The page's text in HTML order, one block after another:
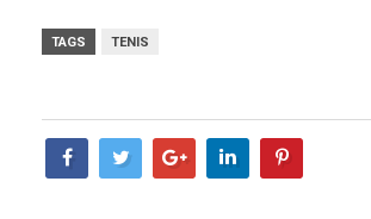
TAGS TENIS